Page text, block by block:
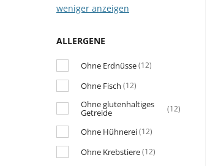
weniger anzeigen
ALLERGENE
Ohne Erdnüsse(12)
Ohne Fisch (12)
Ohne glutenhaltiges
Getreide (12)
Ohne Hühnerei(12)
Ohne Krebstiere(12)